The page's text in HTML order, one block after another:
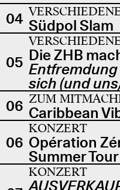
04 Südpol Slam
05 Die ZHB
sich (und
06 ZUM
Caribbean
06
KONZERT
Opération
Summer
KONZERT